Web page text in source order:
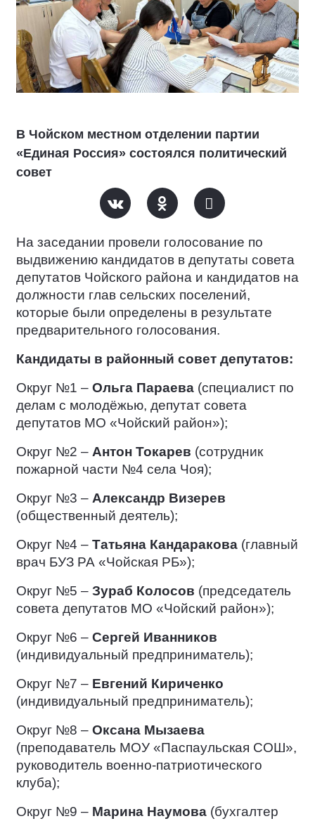
В Чойском местном отделении партии
«Единая Россия» состоялся политический
совет
На заседании провели голосование по
выдвижению кандидатов в депутаты совета
депутатов Чойского района и кандидатов на
должности глав сельских поселений,
которые были определены в результате
предварительного голосования.
Кандидаты в районный совет депутатов:
Округ №1 – Ольга Параева (специалист по
делам с молодёжью, депутат совета
депутатов МО «Чойский район»);
Округ №2 – Антон Токарев (сотрудник
пожарной части №4 села Чоя);
Округ №3 – Александр Визерев
(общественный деятель);
Округ №4 – Татьяна Кандаракова (главный
врач БУЗ РА «Чойская РБ»);
Округ №5 – Зураб Колосов (председатель
совета депутатов МО «Чойский район»);
Округ №6 – Сергей Иванников
(индивидуальный предприниматель);
Округ №7 – Евгений Кириченко
(индивидуальный предприниматель);
Округ №8 – Оксана Мызаева
(преподаватель МОУ «Паспаульская СОШ»,
руководитель военно-патриотического
клуба);
Округ №9 – Марина Наумова (бухгалтер